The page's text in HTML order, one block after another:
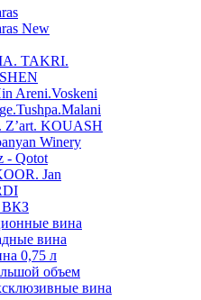
New
TAKRI.
Areni.Voskeni
Z’art. KOUASH
Winery
- Qotot
Jan
ВКЗ
вина
вина
0,75 л
объем
вина